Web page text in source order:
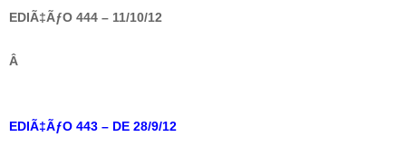
EDIÃ‡ÃƒO 444 – 11/10/12
Â
EDIÃ‡ÃƒO 443 – DE 28/9/12